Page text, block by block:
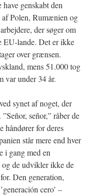
genskabt den
af Polen, Rumænien og
der søger om
EU-lande. Det er ikke
over grænsen.
mens 51.000 tog
var under 34 år.
synet af noget, der
señor,” råber de
håndører for deres
står mere end hver
i gang med en
og de udvikler ikke de
Den generation,
cero’ –